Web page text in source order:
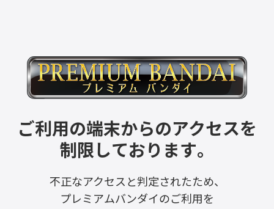
ご利用の端末からのアクセスを
制限しております。
不正なアクセスと判定されたため、
プレミアムバンダイのご利用を